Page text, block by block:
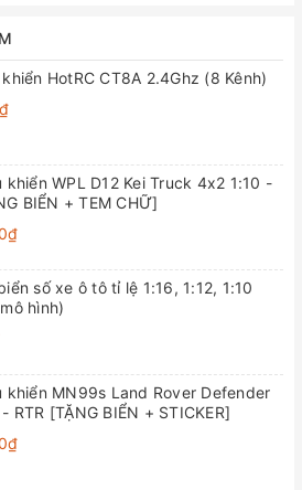
HotRC CT8A 2.4Ghz (8 Kênh)
khiển WPL D12 Kei Truck 4x2 1:10 -
BIỂN + TEM CHỮ]
số xe ô tô tỉ lệ 1:16, 1:12, 1:10
hình)
khiển MN99s Land Rover Defender
RTR [TẶNG BIỂN + STICKER]